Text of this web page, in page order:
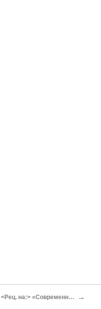
<Рец. на:> «Современные записки». XXXVII{11} →